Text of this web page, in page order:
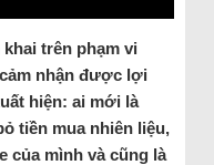
trên phạm vi
nhận được lợi
hiện: ai mới là
tiền mua nhiên liệu,
của mình và cũng là